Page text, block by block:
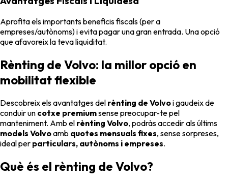
Aprofita els importants beneficis fiscals (per a
empreses/autònoms) i evita pagar una gran entrada. Una opció
que afavoreix la teva liquiditat.
Rènting de Volvo: la millor opció en
mobilitat flexible
Descobreix els avantatges del rènting de Volvoi gaudeix de
conduir un cotxe premiumsense preocupar-te pel
manteniment. Amb el rènting Volvo, podràs accedir als últims
models Volvoamb quotes mensuals fixes, sense sorpreses,
ideal per particulars, autònoms i empreses.
Què és el rènting de Volvo?